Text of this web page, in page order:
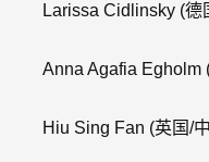
Larissa Cidlinsky (德
Anna Agafia Egholm
Hiu Sing Fan (英国/